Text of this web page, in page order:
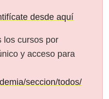
desde aquí
los cursos por
y acceso para
seccion/todos/